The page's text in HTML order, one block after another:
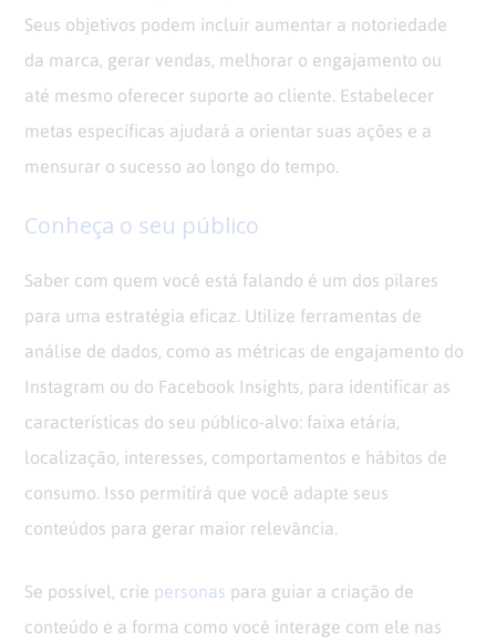
Seus objetivos podem incluir aumentar a notoriedade
da marca, gerar vendas, melhorar o engajamento ou
até mesmo oferecer suporte ao cliente. Estabelecer
metas específicas ajudará a orientar suas ações e a
mensurar o sucesso ao longo do tempo.
Conheça o seu público
Saber com quem você está falando é um dos pilares
para uma estratégia eficaz. Utilize ferramentas de
análise de dados, como as métricas de engajamento do
Instagram ou do Facebook Insights, para identificar as
características do seu público-alvo: faixa etária,
localização, interesses, comportamentos e hábitos de
consumo. Isso permitirá que você adapte seus
conteúdos para gerar maior relevância.
Se possível, crie personas para guiar a criação de
conteúdo e a forma como você interage com ele nas